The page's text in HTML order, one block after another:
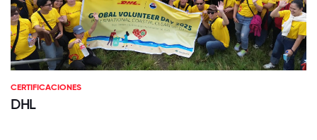
CERTIFICACIONES
DHL